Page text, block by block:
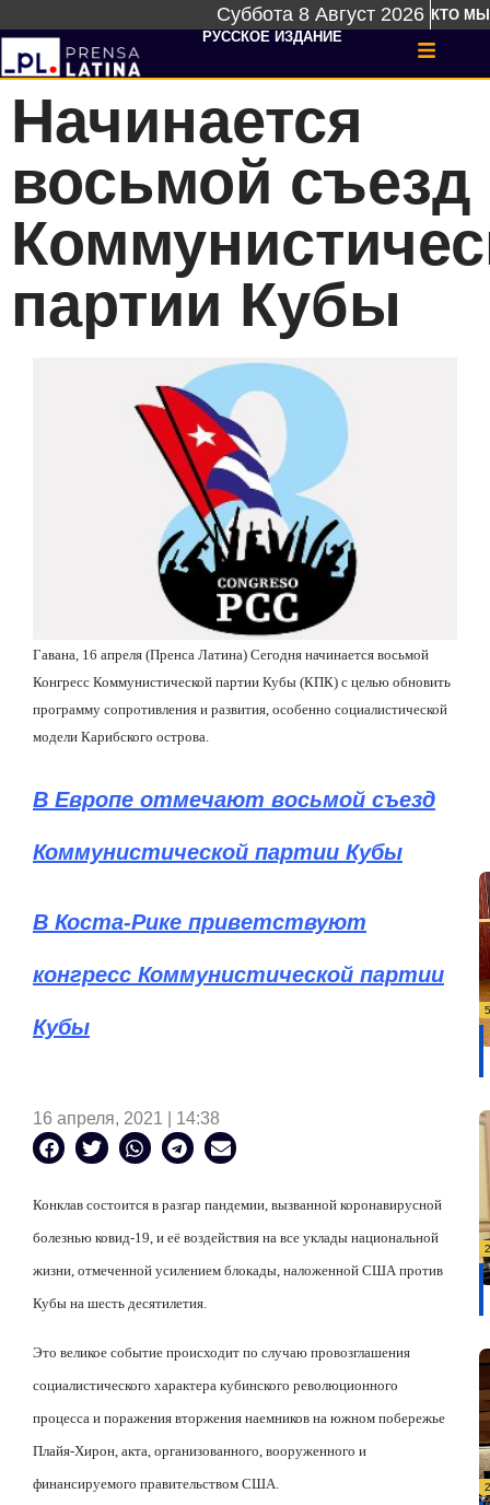
Суббота 8 Август 2026 КТО МЫ
РУССКОЕ ИЗДАНИЕ
Начинается
восьмой съезд
партии Кубы
Гавана, 16 апреля (Пренса Латина) Сегодня начинается восьмой
Конгресс Коммунистической партии Кубы (КПК) с целью обновить
программу сопротивления и развития, особенно социалистической
модели Карибского острова.
В Европе отмечают восьмой съезд
Коммунистической партии Кубы
В Коста-Рике приветствуют
конгресс Коммунистической партии
Кубы
16 апреля, 2021 | 14:38
Конклав состоится в разгар пандемии, вызванной коронавирусной
болезнью ковид-19, и её воздействия на все уклады национальной
жизни, отмеченной усилением блокады, наложенной США против
Кубы на шесть десятилетия.
Это великое событие происходит по случаю провозглашения
социалистического характера кубинского революционного
процесса и поражения вторжения наемников на южном побережье
Плайя-Хирон, акта, организованного, вооруженного и
финансируемого правительством США.